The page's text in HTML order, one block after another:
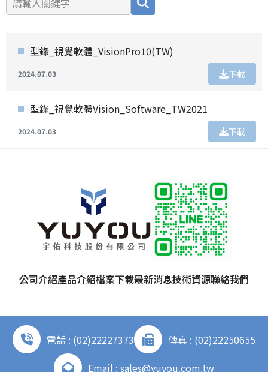
型錄_視覺軟體_VisionPro10(TW)
2024.07.03 下載
型錄_視覺軟體Vision_Software_TW2021
2024.07.03 下載
公司介紹產品介紹檔案下載最新消息技術資源聯絡我們
電話 : (02)22227373
傳真 : (02)22250655
Email : sales@yuyou.com.tw